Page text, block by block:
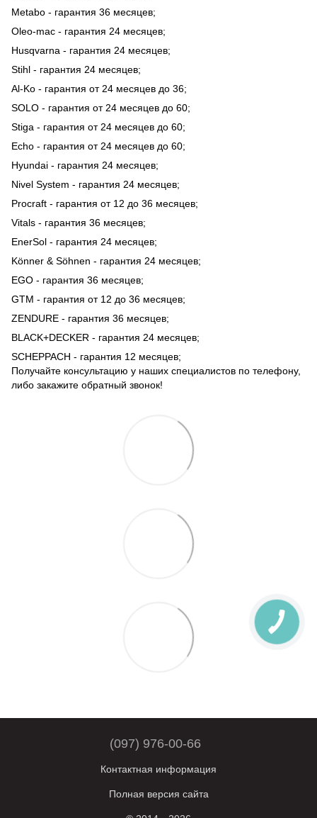
Metabo - гарантия 36 месяцев;
Oleo-mac - гарантия 24 месяцев;
Husqvarna - гарантия 24 месяцев;
Stihl - гарантия 24 месяцев;
Al-Ko - гарантия от 24 месяцев до 36;
SOLO - гарантия от 24 месяцев до 60;
Stiga - гарантия от 24 месяцев до 60;
Echo - гарантия от 24 месяцев до 60;
Hyundai - гарантия 24 месяцев;
Nivel System - гарантия 24 месяцев;
Procraft - гарантия от 12 до 36 месяцев;
Vitals - гарантия 36 месяцев;
EnerSol - гарантия 24 месяцев;
Könner & Söhnen - гарантия 24 месяцев;
EGO - гарантия 36 месяцев;
GTM - гарантия от 12 до 36 месяцев;
ZENDURE - гарантия 36 месяцев;
BLACK+DECKER - гарантия 24 месяцев;
SCHEPPACH - гарантия 12 месяцев;
Получайте консультацию у наших специалистов по телефону,
либо закажите обратный звонок!
(097) 976-00-66
Контактная информация
Полная версия сайта